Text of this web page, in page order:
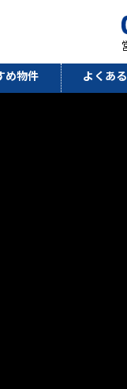
め物件 よくあ